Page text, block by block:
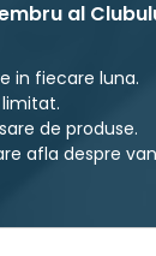
al
in fiecare luna.
de produse.
afla despre